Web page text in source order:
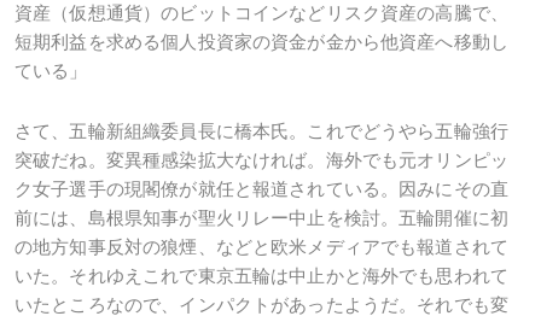
資産（仮想通貨）のビットコインなどリスク資産の高騰で、
短期利益を求める個人投資家の資金が金から他資産へ移動し
ている」
さて、五輪新組織委員長に橋本氏。これでどうやら五輪強行
突破だね。変異種感染拡大なければ。海外でも元オリンピッ
ク女子選手の現閣僚が就任と報道されている。因みにその直
前には、島根県知事が聖火リレー中止を検討。五輪開催に初
の地方知事反対の狼煙、などと欧米メディアでも報道されて
いた。それゆえこれで東京五輪は中止かと海外でも思われて
いたところなので、インパクトがあったようだ。それでも変